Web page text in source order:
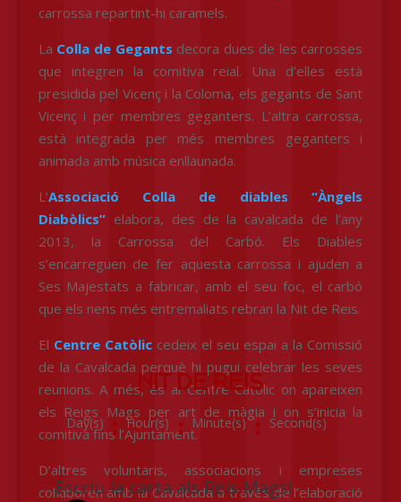
carrossa repartint-hi caramels.
La Colla de Gegants decora dues de les carrosses
que integren la comitiva reial. Una d’elles està
presidida pel Vicenç i la Coloma, els gegants de Sant
Vicenç i per membres geganters. L’altra carrossa,
està integrada per més membres geganters i
animada amb música enllaunada.
L’Associació Colla de diables “Àngels
Diabòlics”elabora, des de la cavalcada de l’any
2013, la Carrossa del Carbó. Els Diables
s’encarreguen de fer aquesta carrossa i ajuden a
Ses Majestats a fabricar, amb el seu foc, el carbó
que els nens més entremaliats rebran la Nit de Reis.
El Centre Catòliccedeix el seu espai a la Comissió
de la Cavalcada perquè hi pugui celebrar les seves
reunions. A més, és al Centre Catòlic on apareixen
els Reigs Mags per art de màgia i on s’inicia la
comitiva fins l’Ajuntament.
D’altres voluntaris, associacions i empreses
col·laboren amb la Cavalcada a través de l’elaboració
NIT DE REIS
Day(s) : Hour(s) : Minute(s) : Second(s)
Escriu la carta als Reis Mags!